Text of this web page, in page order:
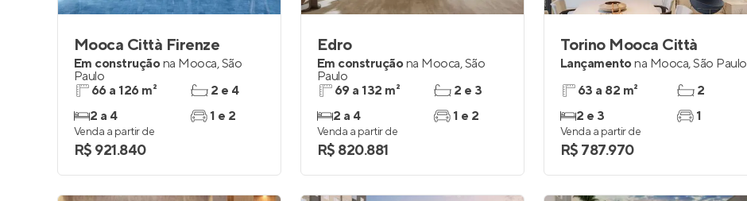
Mooca Città Firenze
Em construçãona Mooca,São
Paulo
66 a 126 m²
2 a 4
2 e 4
1 e 2
Venda a partir de
R$ 921.840
Edro
Em construçãona Mooca,São
Paulo
69 a 132 m²
2 a 4
2 e 3
1 e 2
Venda a partir de
R$ 820.881
Torino Mooca Città
Lançamentona Mooca,São Paulo
63 a 82 m²
2 e 3
2
1
Venda a partir de
R$ 787.970